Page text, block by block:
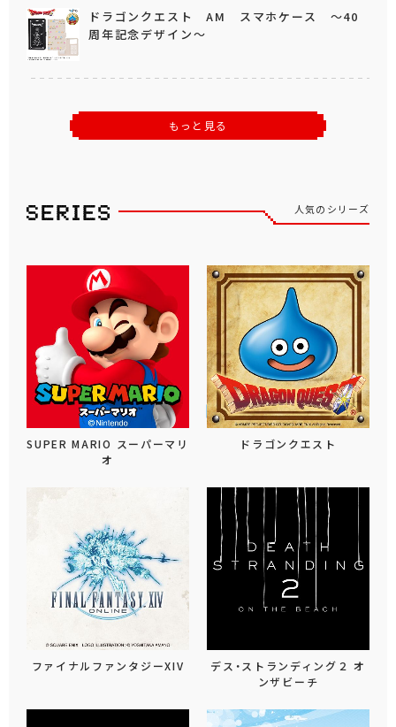
ドラゴンクエスト AM スマホケース ～40
周年記念デザイン～
もっと見る
人気のシリーズ
SUPER MARIO スーパーマリ
オ
ドラゴンクエスト
ファイナルファンタジーXIV
デス・ストランディング２ オ
ンザビーチ